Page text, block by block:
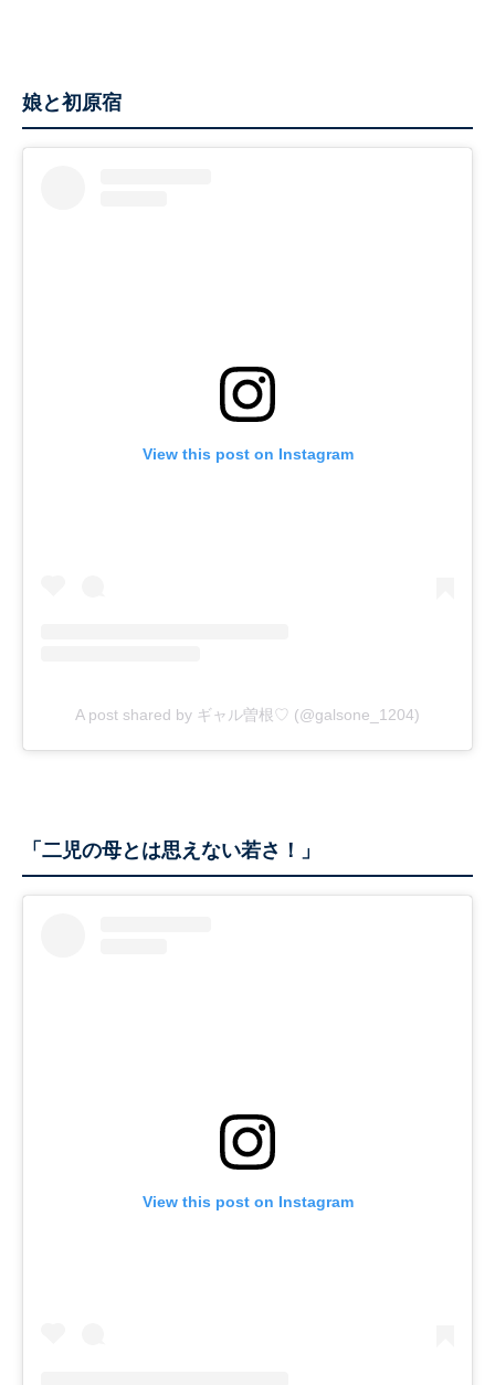
娘と初原宿
View this post on Instagram
A post shared by ギャル曽根♡ (@galsone_1204)
「二児の母とは思えない若さ！」
View this post on Instagram